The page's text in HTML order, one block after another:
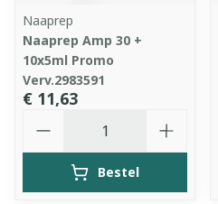
Naaprep
Naaprep Amp 30 +
10x5ml Promo
Verv.2983591
€ 11,63
Bestel